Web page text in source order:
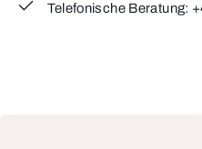
Telefonische Beratung: